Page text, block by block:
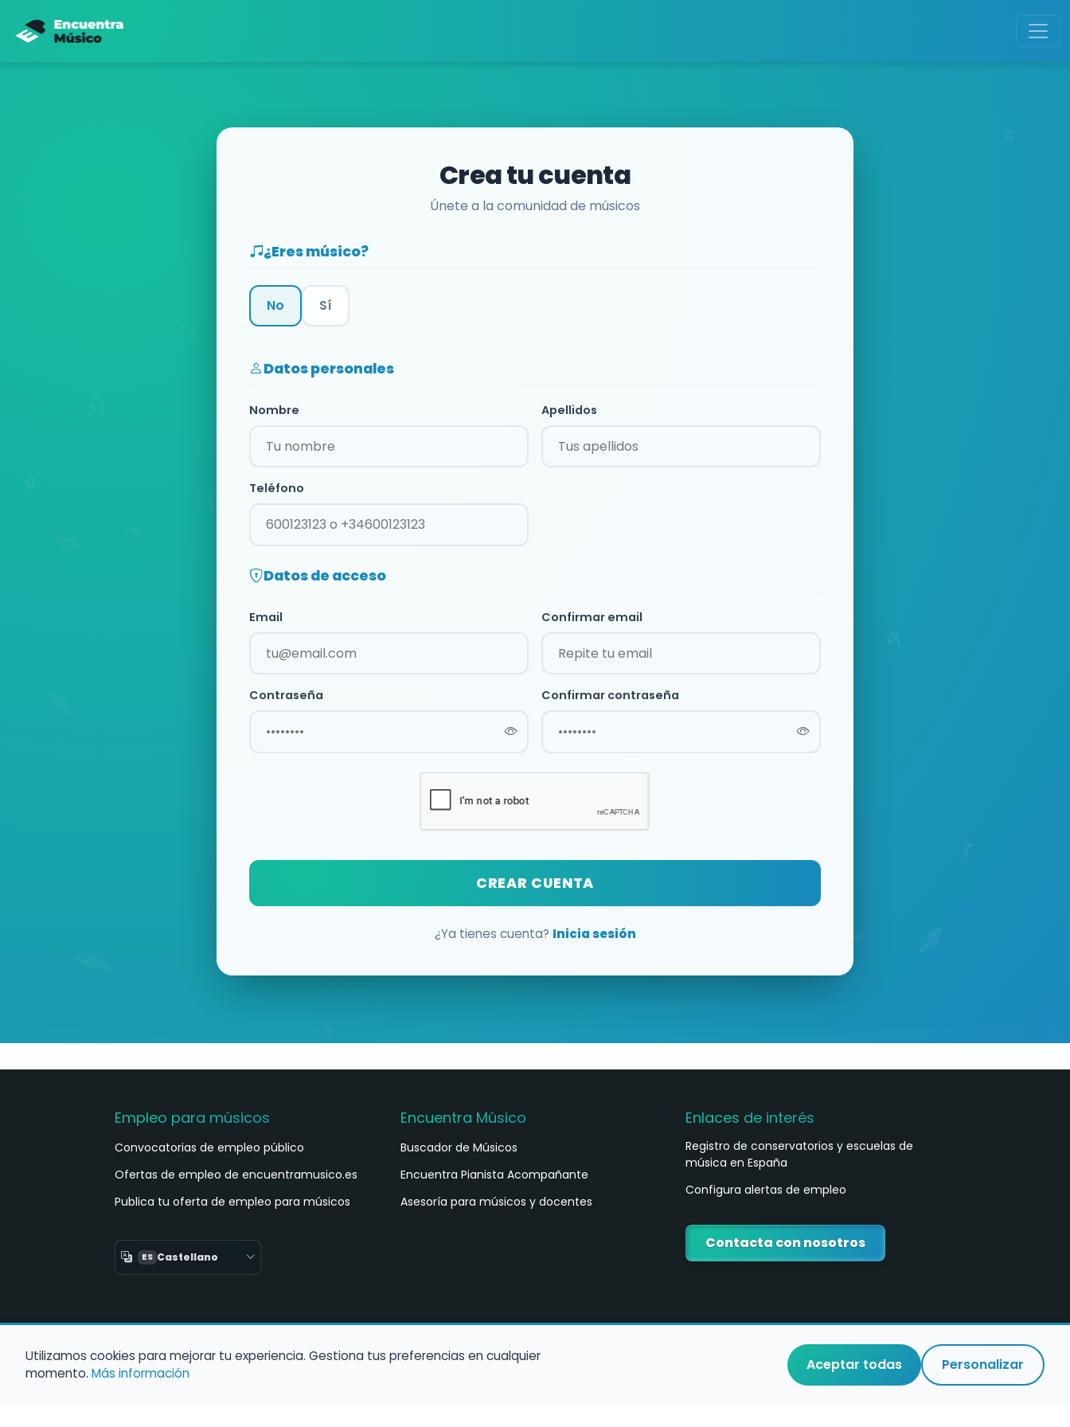
Crea tu cuenta
Únete a la comunidad de músicos
¿Eres músico?
No Sí
Datos personales
Nombre Apellidos
Teléfono
Datos de acceso
Email Confirmar email
Contraseña Confirmar contraseña
CREAR CUENTA
¿Ya tienes cuenta? Inicia sesión
Empleo para músicos
Convocatorias de empleo público
Ofertas de empleo de encuentramusico.es
Publica tu oferta de empleo para músicos
ES Castellano
Encuentra Músico
Buscador de Músicos
Encuentra Pianista Acompañante
Asesoría para músicos y docentes
Enlaces de interés
Registro de conservatorios y escuelas de
música en España
Configura alertas de empleo
Contacta con nosotros
Utilizamos cookies para mejorar tu experiencia. Gestiona tus preferencias en cualquier
momento. Más información Aceptar todas Personalizar